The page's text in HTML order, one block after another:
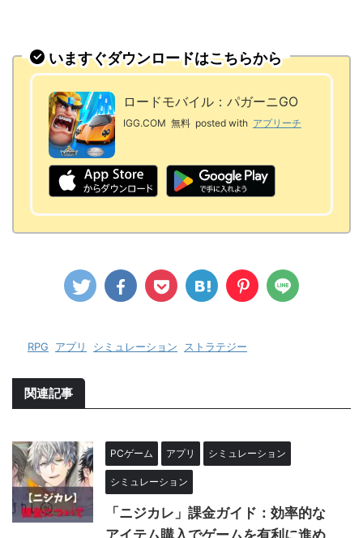
いますぐダウンロードはこちらから
ロードモバイル：パガーニGO
IGG.COM 無料 posted with アプリーチ
RPG アプリ シミュレーション ストラテジー
関連記事
PCゲーム アプリ シミュレーション
シミュレーション
「ニジカレ」課金ガイド：効率的な
アイテム購入でゲームを有利に進め